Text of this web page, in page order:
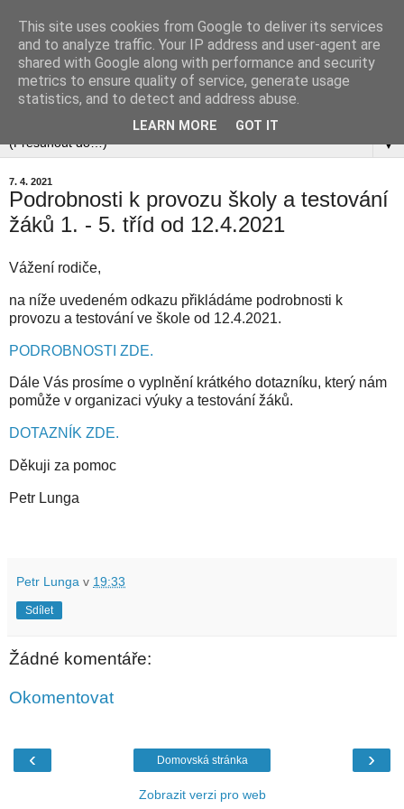
▼
7. 4. 2021
Podrobnosti k provozu školy a testování
žáků 1. - 5. tříd od 12.4.2021
Vážení rodiče,
na níže uvedeném odkazu přikládáme podrobnosti k
provozu a testování ve škole od 12.4.2021.
PODROBNOSTI ZDE.
Dále Vás prosíme o vyplnění krátkého dotazníku, který nám
pomůže v organizaci výuky a testování žáků.
DOTAZNÍK ZDE.
Děkuji za pomoc
Petr Lunga
Petr Lunga v 19:33
Sdílet
Žádné komentáře:
Okomentovat
‹ ›
Domovská stránka
Zobrazit verzi pro web
This site uses cookies from Google to deliver its services
and to analyze traffic. Your IP address and user-agent are
shared with Google along with performance and security
metrics to ensure quality of service, generate usage
statistics, and to detect and address abuse.
LEARN MORE GOT IT